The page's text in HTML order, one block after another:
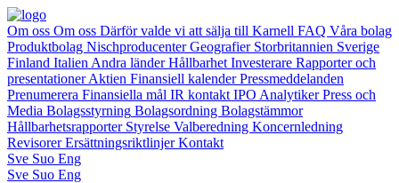
Om oss Om oss Därför valde vi att sälja till Karnell FAQ Våra bolag
Produktbolag NischproducenterGeografier Storbritannien Sverige
Finland Italien Andra länderHållbarhet Investerare Rapporter och
presentationerAktien Finansiell kalenderPressmeddelanden
Prenumerera Finansiella mål IR kontakt IPO AnalytikerPress och
Media Bolagsstyrning Bolagsordning Bolagstämmor
Hållbarhetsrapporter Styrelse Valberedning Koncernledning
RevisorerErsättningsriktlinjerKontakt
Sve Suo Eng
Sve Suo Eng